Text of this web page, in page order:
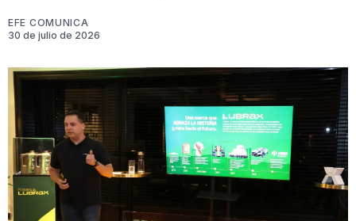
EFE COMUNICA
30 de julio de 2026